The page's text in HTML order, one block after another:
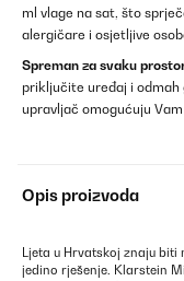
ml vlage na sat, što
alergičare i osjetljive
Spreman za svaku
priključite uređaj i
upravljač omogućuju
Opis proizvoda
Ljeta u Hrvatskoj znaju
jedino rješenje. Klarstein